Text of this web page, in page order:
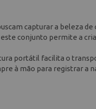
capturar a beleza de
conjunto permite a
portátil facilita o
à mão para registrar a